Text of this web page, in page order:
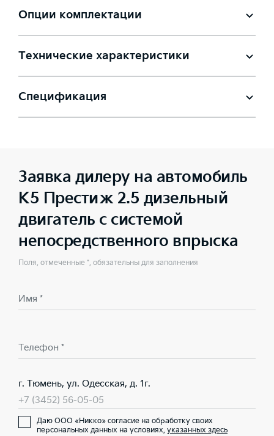
Опции комплектации
Технические характеристики
Спецификация
Заявка дилеру на автомобиль
K5 Престиж 2.5 дизельный
двигатель с системой
непосредственного впрыска
Поля, отмеченные *, обязательны для заполнения
Имя *
Телефон *
г. Тюмень, ул. Одесская, д. 1г.
+7 (3452) 56-05-05
Даю ООО «Никко» согласие на обработку своих
персональных данных на условиях, указанных здесь